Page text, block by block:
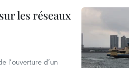
les réseaux
l’ouverture d’un